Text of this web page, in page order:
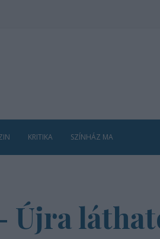
KRITIKA SZÍNHÁZ MA
Újra